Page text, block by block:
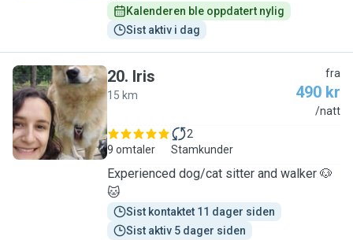
Kalenderen ble oppdatert nylig
Sist aktiv i dag
I
20. Iris
15 km
fra
490 kr
/natt
9 omtaler
2
Stamkunder
Experienced dog/cat sitter and walker 🐶
🐱
Sist kontaktet 11 dager siden
Sist aktiv 5 dager siden